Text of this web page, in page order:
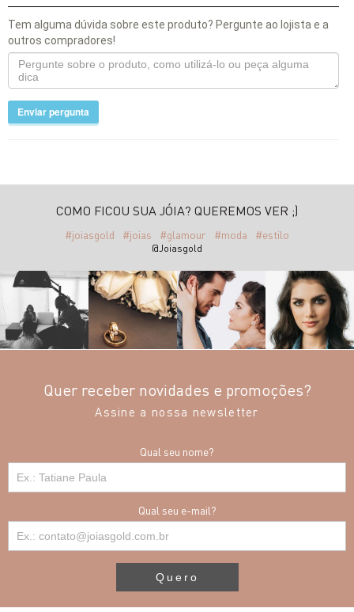
Tem alguma dúvida sobre este produto? Pergunte ao lojista e a
outros compradores!
Enviar pergunta
COMO FICOU SUA JÓIA? QUEREMOS VER ;)
#joiasgold #joias #glamour #moda #estilo
@Joiasgold
Quer receber novidades e promoções?
Assine a nossa newsletter
Qual seu nome?
Qual seu e-mail?
Quero